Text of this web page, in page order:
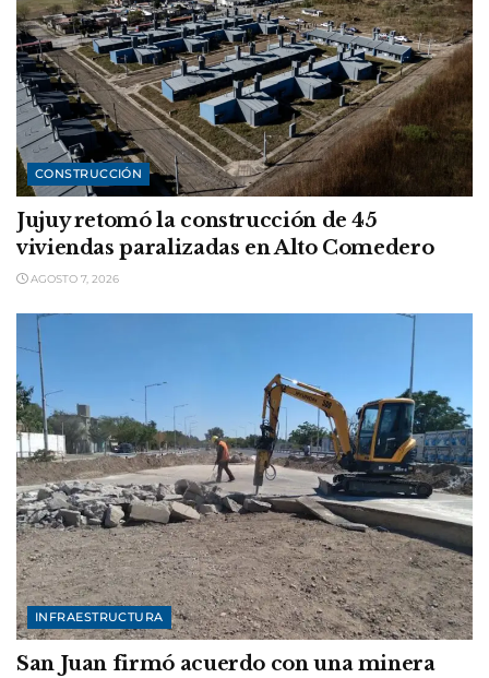
CONSTRUCCIÓN
Jujuy retomó la construcción de 45
viviendas paralizadas en Alto Comedero
AGOSTO 7, 2026
INFRAESTRUCTURA
San Juan firmó acuerdo con una minera